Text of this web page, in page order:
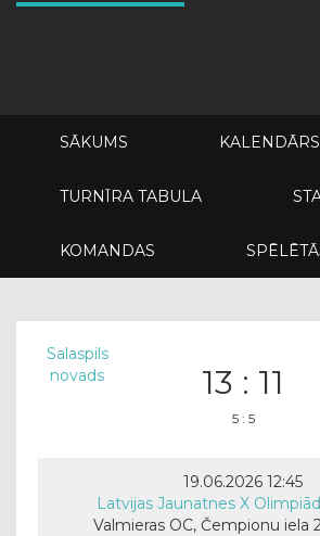
SĀKUMS
TURNĪRA TABULA
KOMANDAS
Salaspils
novads
13 : 11
5 : 5
19.06.2026 12:45
Latvijas Jaunatnes X
Valmieras OC, Čempionu iela